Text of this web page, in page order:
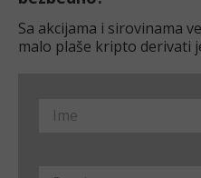
Sa akcijama i sirovinama
malo plaše kripto derivati